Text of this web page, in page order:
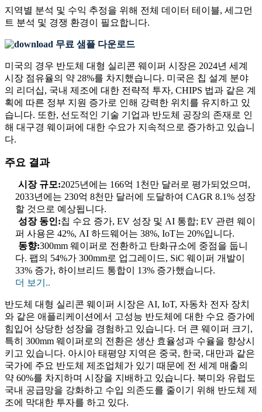
지역별 분석 및 수익 추정을 위해 전체 데이터 테이블, 세그먼
트 분석 및 경쟁 환경이 필요합니다.
무료 샘플 다운로드
미국의 경우 반도체 대형 실리콘 웨이퍼 시장은 2024년 세계
시장 점유율의 약 28%를 차지했습니다. 미국은 칩 설계 분야
의 리더십, 국내 제조에 대한 전략적 투자, CHIPS 법과 같은 계
획에 따른 정부 지원 증가로 인해 강력한 위치를 유지하고 있
습니다. 또한, 선도적인 기술 기업과 반도체 공장의 존재로 인
해 대구경 웨이퍼에 대한 수요가 지속적으로 증가하고 있습니
다.
주요 결과
시장 규모:2025년에는 166억 1천만 달러로 평가되었으며,
2033년에는 230억 8천만 달러에 도달하여 CAGR 8.1% 성장
할 것으로 예상됩니다.
성장 동인:칩 수요 증가, EV 성장 및 AI 통합; EV 관련 웨이
퍼 사용은 42%, AI 하드웨어는 38%, IoT는 20%입니다.
동향:300mm 웨이퍼로 전환하고 탄화규소에 중점을 둡니
다. 팹의 54%가 300mm로 업그레이드, SiC 웨이퍼 개발이
33% 증가, 하이브리드 통합이 13% 증가했습니다.
더 보기..
반도체 대형 실리콘 웨이퍼 시장은 AI, IoT, 자동차 전자 장치
와 같은 애플리케이션에서 고성능 반도체에 대한 수요 증가에
힘입어 상당한 성장을 경험하고 있습니다. 더 큰 웨이퍼 크기,
특히 300mm 웨이퍼로의 전환은 생산 효율성과 수율을 향상시
키고 있습니다. 아시아 태평양 지역은 중국, 한국, 대만과 같은
국가에 주요 반도체 제조업체가 있기 때문에 전 세계 매출의
약 60%를 차지하며 시장을 지배하고 있습니다. 북미와 유럽도
국내 공급망을 강화하고 수입 의존도를 줄이기 위해 반도체 제
조에 막대한 투자를 하고 있다.